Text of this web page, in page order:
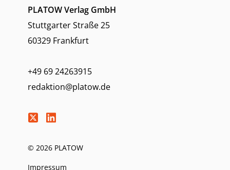
PLATOW Verlag GmbH
Stuttgarter Straße 25
60329 Frankfurt
+49 69 24263915
redaktion@platow.de
© 2026 PLATOW
Impressum